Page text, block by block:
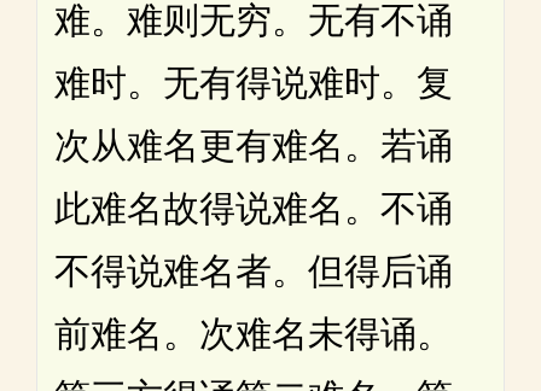
难。难则无穷。无有不诵
难时。无有得说难时。复
次从难名更有难名。若诵
此难名故得说难名。不诵
不得说难名者。但得后诵
前难名。次难名未得诵。